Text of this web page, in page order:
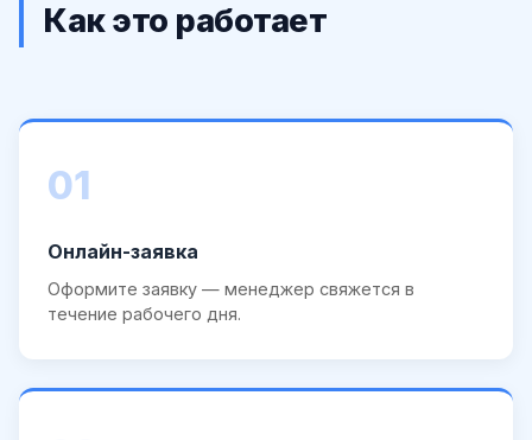
Как это работает
01
Онлайн-заявка
Оформите заявку — менеджер свяжется в
течение рабочего дня.